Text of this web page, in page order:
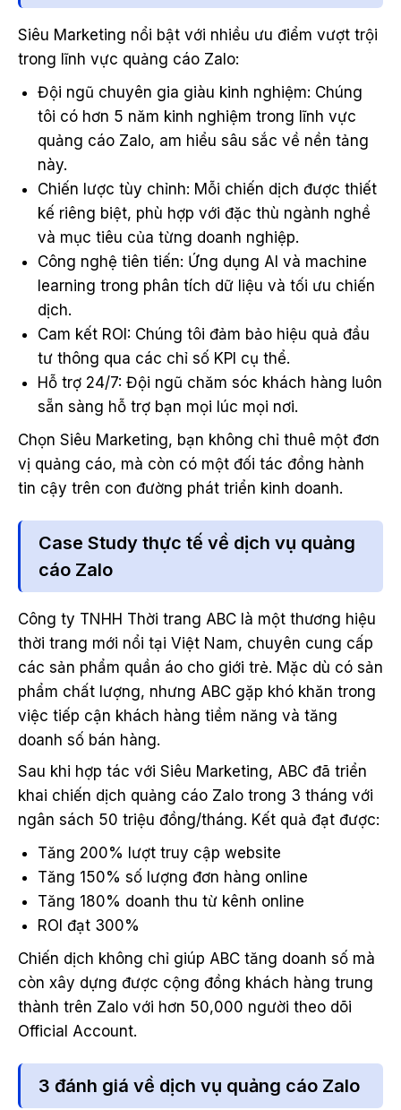
Siêu Marketing nổi bật với nhiều ưu điểm vượt trội
trong lĩnh vực quảng cáo Zalo:
Đội ngũ chuyên gia giàu kinh nghiệm: Chúng
tôi có hơn 5 năm kinh nghiệm trong lĩnh vực
quảng cáo Zalo, am hiểu sâu sắc về nền tảng
này.
Chiến lược tùy chỉnh: Mỗi chiến dịch được thiết
kế riêng biệt, phù hợp với đặc thù ngành nghề
và mục tiêu của từng doanh nghiệp.
Công nghệ tiên tiến: Ứng dụng AI và machine
learning trong phân tích dữ liệu và tối ưu chiến
dịch.
Cam kết ROI: Chúng tôi đảm bảo hiệu quả đầu
tư thông qua các chỉ số KPI cụ thể.
Hỗ trợ 24/7: Đội ngũ chăm sóc khách hàng luôn
sẵn sàng hỗ trợ bạn mọi lúc mọi nơi.
Chọn Siêu Marketing, bạn không chỉ thuê một đơn
vị quảng cáo, mà còn có một đối tác đồng hành
tin cậy trên con đường phát triển kinh doanh.
Case Study thực tế về dịch vụ quảng
cáo Zalo
Công ty TNHH Thời trang ABC là một thương hiệu
thời trang mới nổi tại Việt Nam, chuyên cung cấp
các sản phẩm quần áo cho giới trẻ. Mặc dù có sản
phẩm chất lượng, nhưng ABC gặp khó khăn trong
việc tiếp cận khách hàng tiềm năng và tăng
doanh số bán hàng.
Sau khi hợp tác với Siêu Marketing, ABC đã triển
khai chiến dịch quảng cáo Zalo trong 3 tháng với
ngân sách 50 triệu đồng/tháng. Kết quả đạt được:
Tăng 200% lượt truy cập website
Tăng 150% số lượng đơn hàng online
Tăng 180% doanh thu từ kênh online
ROI đạt 300%
Chiến dịch không chỉ giúp ABC tăng doanh số mà
còn xây dựng được cộng đồng khách hàng trung
thành trên Zalo với hơn 50,000 người theo dõi
Official Account.
3 đánh giá về dịch vụ quảng cáo Zalo